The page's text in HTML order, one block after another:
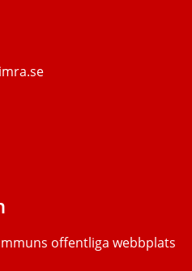
offentliga webbplats